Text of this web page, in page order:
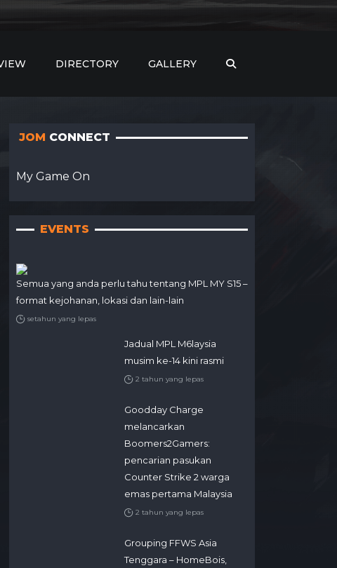
DIRECTORY GALLERY
JOM CONNECT
My Game On
EVENTS
Semua yang anda perlu tahu tentang MPL MY S15 –
format kejohanan, lokasi dan lain-lain
setahun yang lepas
Jadual MPL M6laysia
musim ke-14 kini rasmi
2 tahun yang lepas
Goodday Charge
melancarkan
Boomers2Gamers:
pencarian pasukan
Counter Strike 2 warga
emas pertama Malaysia
2 tahun yang lepas
Grouping FFWS Asia
Tenggara – HomeBois,